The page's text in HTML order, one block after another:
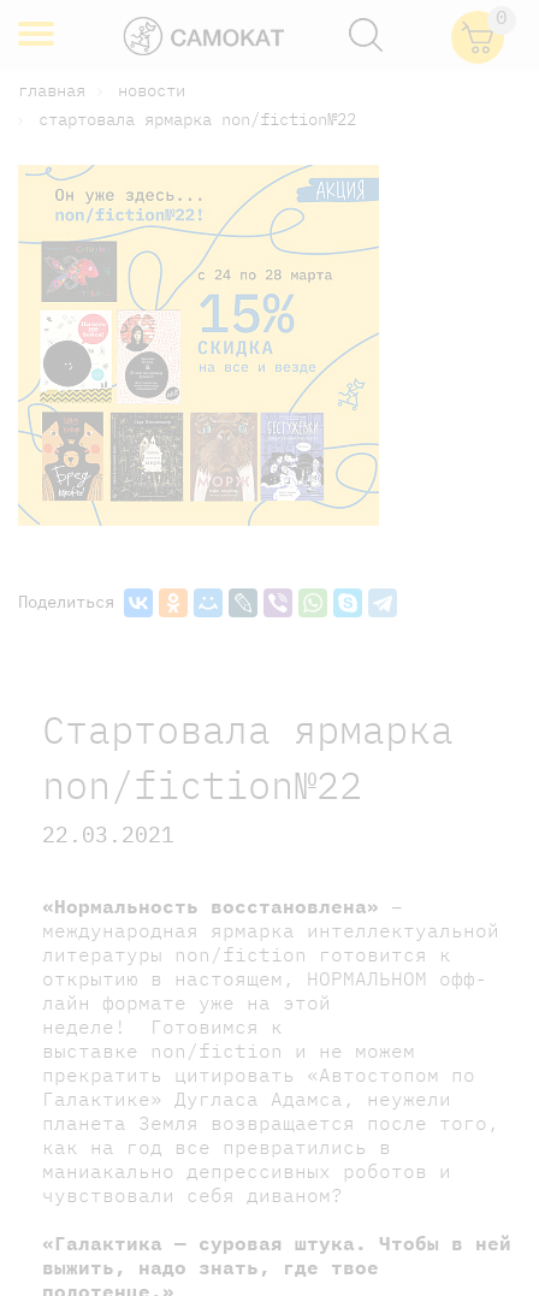
0
главная
новости
стартовала ярмарка nоn/fiction№22
Поделиться
Стартовала ярмарка
nоn/fiction№22
22.03.2021
«Нормальность восстановлена» –
международная ярмарка интеллектуальной
литературы nоn/fiction готовится к
открытию в настоящем, НОРМАЛЬНОМ офф-
лайн формате уже на этой
неделе! Готовимся к
выставке nоn/fiction и не можем
прекратить цитировать «Автостопом по
Галактике» Дугласа Адамса, неужели
планета Земля возвращается после того,
как на год все превратились в
маниакально депрессивных роботов и
чувствовали себя диваном?
«Галактика — суровая штука. Чтобы в ней
выжить, надо знать, где твое
полотенце.»